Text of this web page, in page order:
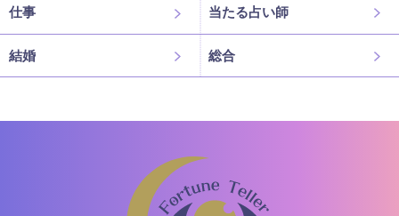
仕事 当たる占い師
結婚 総合